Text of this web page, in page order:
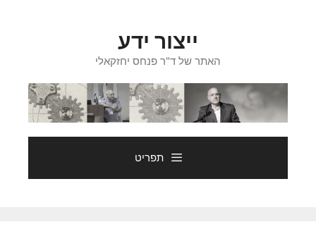
ייצור ידע
האתר של ד"ר פנחס יחזקאלי
תפריט